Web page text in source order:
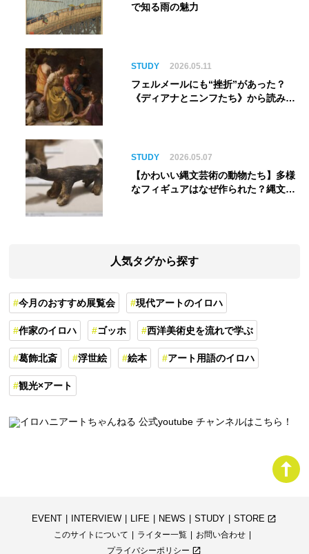
で知る雨の魅力
STUDY 2026.05.11
フェルメールにも“挫折”があった？
《ディアナとニンフたち》から読み解
STUDY 2026.05.07
【かわいい縄文芸術の動物たち】多様
なフィギュアはなぜ作られた？縄文人
人気タグから探す
今月のおすすめ展覧会 現代アートのイロハ
作家のイロハ ゴッホ 西洋美術史を流れで学ぶ
葛飾北斎 浮世絵 絵本 アート用語のイロハ
観光×アート
EVENT INTERVIEW LIFE NEWS STUDY STORE launch
このサイトについて
ライター一覧
お問い合わせ
プライバシーポリシー launch